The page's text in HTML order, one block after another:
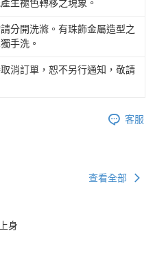
生褪色轉移之現象。
分開洗滌。有珠飾金屬造型之
手洗。
消訂單，恕不另行通知，敬請
客服
查看全部
上身